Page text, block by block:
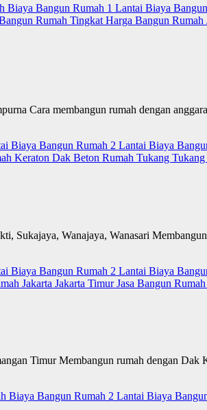
Biaya Bangun Rumah 1 Lantai Biaya
Rumah Tingkat Harga Bangun Rumah
Cara membangun rumah dengan
Biaya Bangun Rumah 2 Lantai Biaya
Keraton Dak Beton Rumah Tukang Tukang
Wanajaya, Wanasari
Biaya Bangun Rumah 2 Lantai Biaya
Jakarta Jakarta TimurJasa Bangun Rumah
Timur Membangun rumah dengan
Biaya Bangun Rumah 2 Lantai Biaya